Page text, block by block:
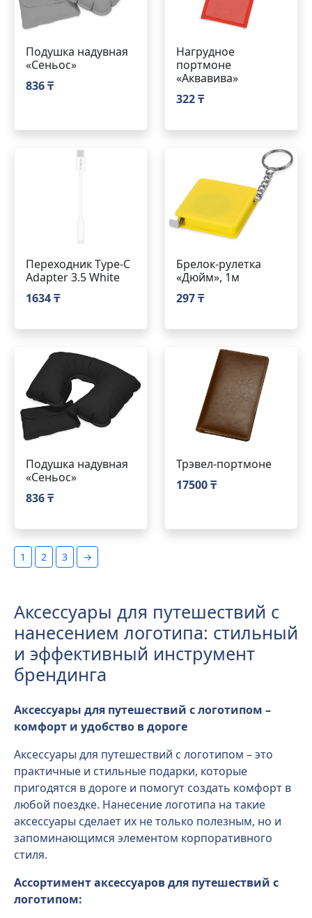
Подушка надувная
«Сеньос»
836 ₸
Нагрудное
портмоне
«Аквавива»
322 ₸
Переходник Type-C
Adapter 3.5 White
1634 ₸
Брелок-рулетка
«Дюйм», 1м
297 ₸
Подушка надувная
«Сеньос»
836 ₸
Трэвел-портмоне
17500 ₸
1 2 3 →
Аксессуары для путешествий с
нанесением логотипа: стильный
и эффективный инструмент
брендинга
Аксессуары для путешествий с логотипом –
комфорт и удобство в дороге
Аксессуары для путешествий с логотипом – это
практичные и стильные подарки, которые
пригодятся в дороге и помогут создать комфорт в
любой поездке. Нанесение логотипа на такие
аксессуары сделает их не только полезным, но и
запоминающимся элементом корпоративного
стиля.
Ассортимент аксессуаров для путешествий с
логотипом: